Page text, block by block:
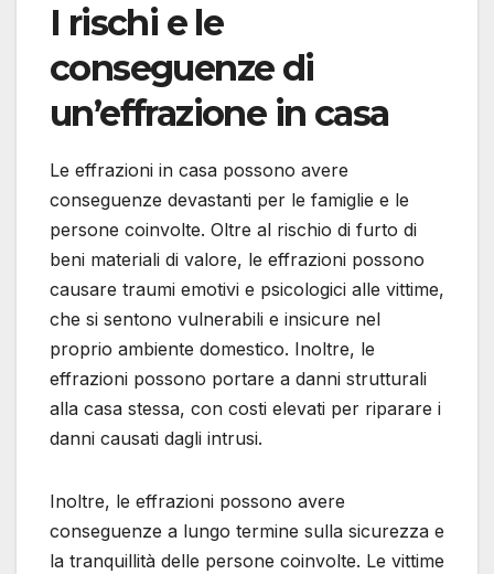
I rischi e le
conseguenze di
un’effrazione in casa
Le effrazioni in casa possono avere
conseguenze devastanti per le famiglie e le
persone coinvolte. Oltre al rischio di furto di
beni materiali di valore, le effrazioni possono
causare traumi emotivi e psicologici alle vittime,
che si sentono vulnerabili e insicure nel
proprio ambiente domestico. Inoltre, le
effrazioni possono portare a danni strutturali
alla casa stessa, con costi elevati per riparare i
danni causati dagli intrusi.
Inoltre, le effrazioni possono avere
conseguenze a lungo termine sulla sicurezza e
la tranquillità delle persone coinvolte. Le vittime